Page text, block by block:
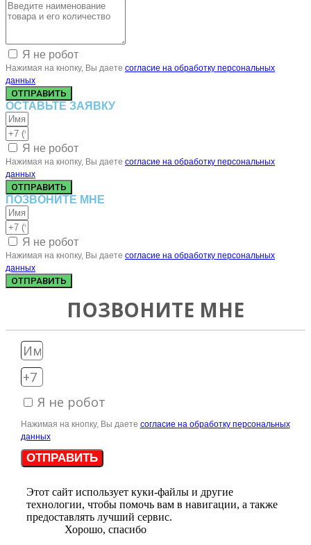
Я не робот
Нажимая на кнопку, Вы даете согласие на обработку персональных
данных
ОТПРАВИТЬ
ОСТАВЬТЕ ЗАЯВКУ
Я не робот
Нажимая на кнопку, Вы даете согласие на обработку персональных
данных
ОТПРАВИТЬ
ПОЗВОНИТЕ МНЕ
Я не робот
Нажимая на кнопку, Вы даете согласие на обработку персональных
данных
ОТПРАВИТЬ
ПОЗВОНИТЕ МНЕ
Я не робот
Нажимая на кнопку, Вы даете согласие на обработку персональных
данных
ОТПРАВИТЬ
Этот сайт использует куки-файлы и другие
технологии, чтобы помочь вам в навигации, а также
предоставлять лучший сервис.
Хорошо, спасибо